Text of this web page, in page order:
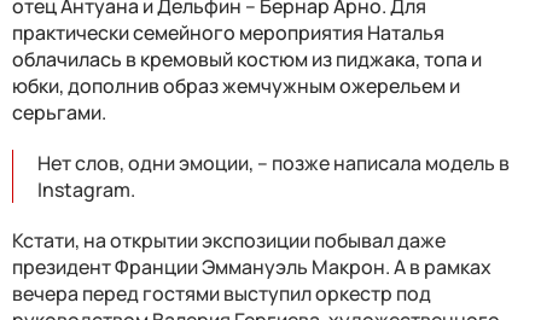
отец Антуана и Дельфин – Бернар Арно. Для
практически семейного мероприятия Наталья
облачилась в кремовый костюм из пиджака, топа и
юбки, дополнив образ жемчужным ожерельем и
серьгами.
Нет слов, одни эмоции, – позже написала модель в
Instagram.
Кстати, на открытии экспозиции побывал даже
президент Франции Эммануэль Макрон. А в рамках
вечера перед гостями выступил оркестр под